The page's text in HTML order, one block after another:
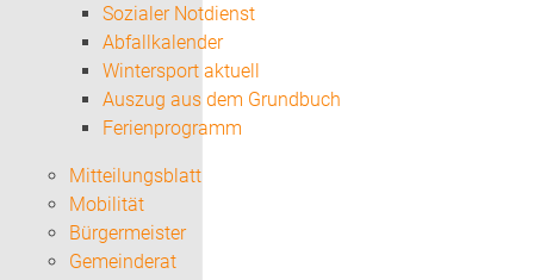
Sozialer Notdienst
Abfallkalender
Wintersport aktuell
Auszug aus dem Grundbuch
Ferienprogramm
Mitteilungsblatt
Mobilität
Bürgermeister
Gemeinderat